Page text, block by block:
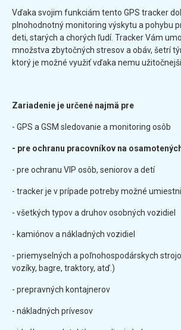
Vďaka svojim funkciám tento GPS tracker
plnohodnotný monitoring výskytu a pohybu
deti, starých a chorých ľudí. Tracker Vám
množstva zbytočných stresov a obáv, šetrí
ktorý je možné využiť vďaka nemu
Zariadenie je určené najmä pre
- GPS a GSM sledovanie a monitoring osôb
- pre ochranu pracovníkov na
- pre ochranu VIP osôb, seniorov a detí
- tracker je v prípade potreby možné
- všetkých typov a druhov osobných vozidiel
- kamiónov a nákladných vozidiel
- priemyselných a poľnohospodárskych
vozíky, bagre, traktory, atď.)
- prepravných kontajnerov
- nákladných prívesov